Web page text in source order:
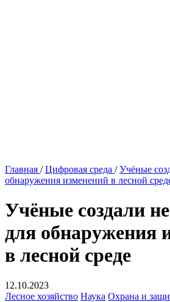
Главная / Цифровая среда / Учёные
обнаружения изменений в лесной
Учёные создали
для обнаружения
в лесной среде
12.10.2023
Лесное хозяйство Наука Охрана и